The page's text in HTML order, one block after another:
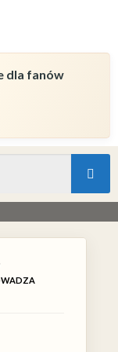
dla fanów